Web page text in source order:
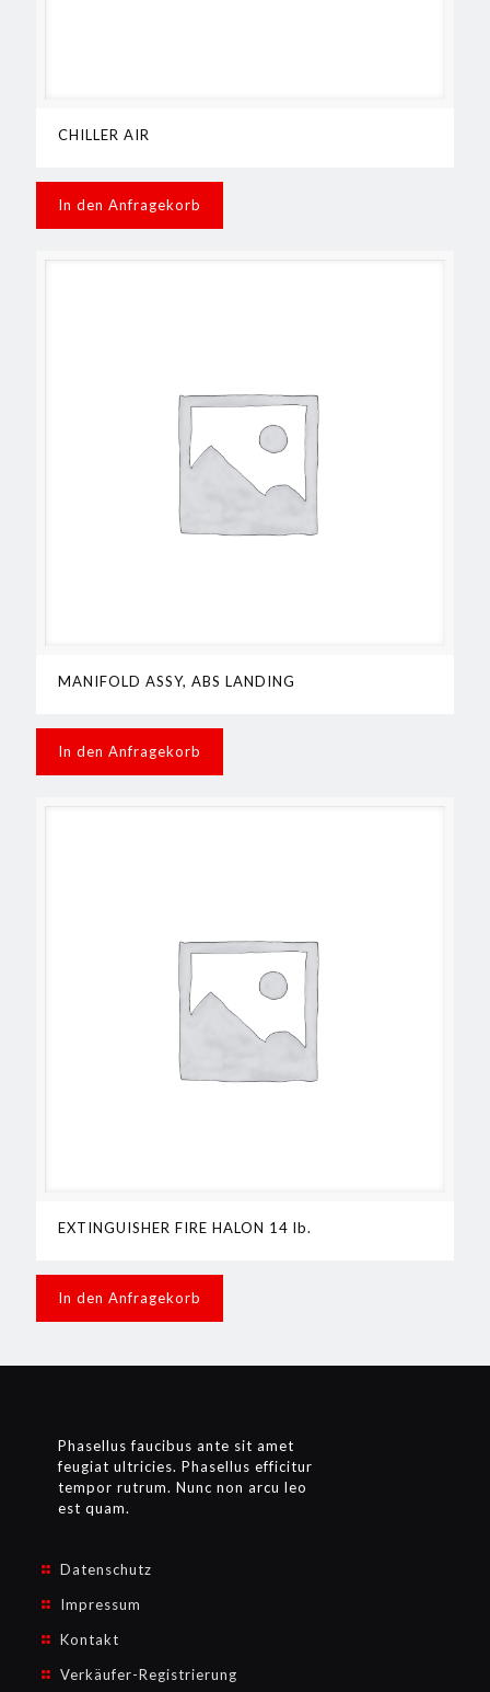
CHILLER AIR
In den Anfragekorb
MANIFOLD ASSY, ABS LANDING
In den Anfragekorb
EXTINGUISHER FIRE HALON 14 lb.
In den Anfragekorb
Phasellus faucibus ante sit amet
feugiat ultricies. Phasellus efficitur
tempor rutrum. Nunc non arcu leo
est quam.
Datenschutz
Impressum
Kontakt
Verkäufer-Registrierung